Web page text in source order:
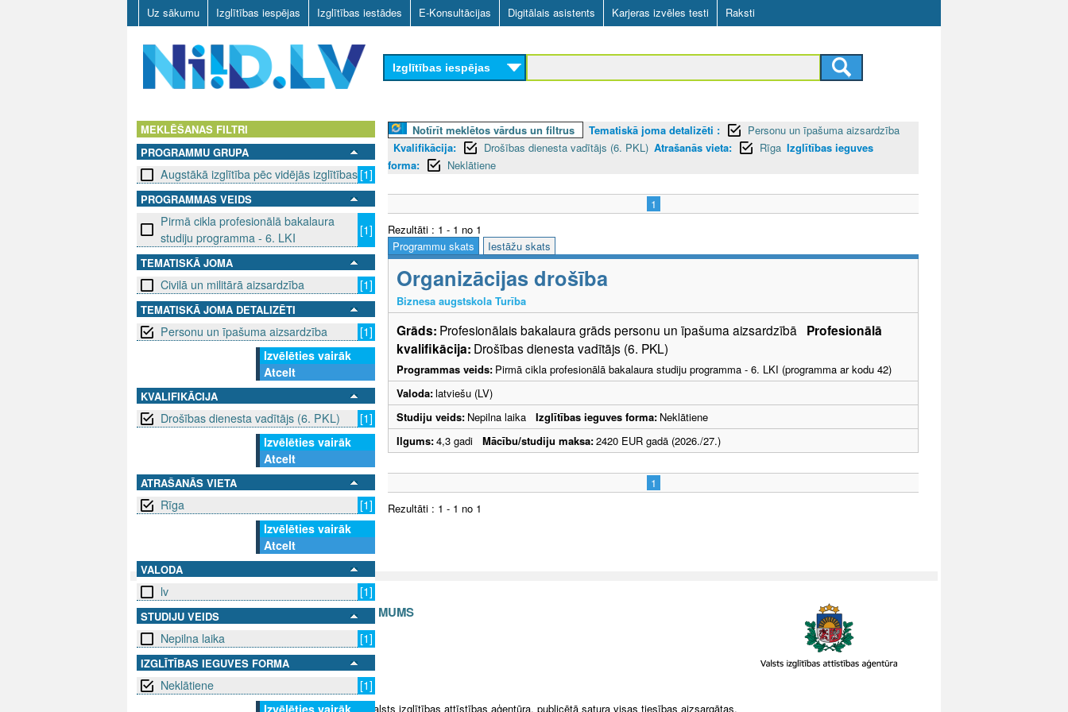
Skip
to
main
content
Uz sākumu Izglītības iespējas Izglītības iestādes E-Konsultācijas Digitālais asistents Karjeras izvēles testi Raksti
D
L
V
Izglītības iespējas
MEKLĒŠANAS FILTRI
PROGRAMMU GRUPA
Augstākā izglītība pēc vidējās izglītības [1]
PROGRAMMAS VEIDS
Pirmā cikla profesionālā bakalaura
studiju programma - 6. LKI
[1]
TEMATISKĀ JOMA
Civilā un militārā aizsardzība [1]
TEMATISKĀ JOMA DETALIZĒTI
Personu un īpašuma aizsardzība
[1]
Izvēlēties vairāk
Atcelt
KVALIFIKĀCIJA
Drošības dienesta vadītājs (6. PKL)
[1]
Izvēlēties vairāk
Atcelt
ATRAŠANĀS VIETA
Rīga
[1]
Izvēlēties vairāk
Atcelt
VALODA
lv [1]
STUDIJU VEIDS
Nepilna laika [1]
IZGLĪTĪBAS IEGUVES FORMA
Neklātiene
[1]
Notīrīt meklētos vārdus un filtrus Tematiskā joma detalizēti :
Personu un īpašuma aizsardzība
Kvalifikācija:
Drošības dienesta vadītājs (6. PKL) Atrašanās vieta: Rīga Izglītības ieguves
forma:
Neklātiene
1
Rezultāti : 1 - 1 no 1
Programmu skats
Iestāžu skats
Organizācijas drošība
Biznesa augstskola Turība
Grāds: Profesionālais bakalaura grāds personu un īpašuma aizsardzībā Profesionālā
kvalifikācija: Drošības dienesta vadītājs (6. PKL)
Programmas veids: Pirmā cikla profesionālā bakalaura studiju programma - 6. LKI (programma ar kodu 42)
Valoda:latviešu (LV)
Studiju veids: Nepilna laika Izglītības ieguves forma: Neklātiene
Ilgums:4,3 gadi Mācību/studiju maksa:2420 EUR gadā (2026./27.)
1
Rezultāti : 1 - 1 no 1
SEKO MUMS SAZINIES AR MUMS
info@niid.lv
© 2025 Valsts izglītības attīstības aģentūra, publicētā satura visas tiesības aizsargātas.